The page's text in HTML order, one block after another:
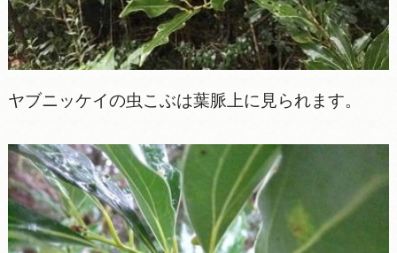
ヤブニッケイの虫こぶは葉脈上に見られます。